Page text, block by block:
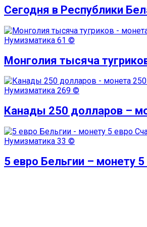
Сегодня в Республики
Нумизматика 61 ©
Монголия тысяча
Нумизматика 269 ©
Канады 250 долларов –
Нумизматика 33 ©
5 евро Бельгии – монету